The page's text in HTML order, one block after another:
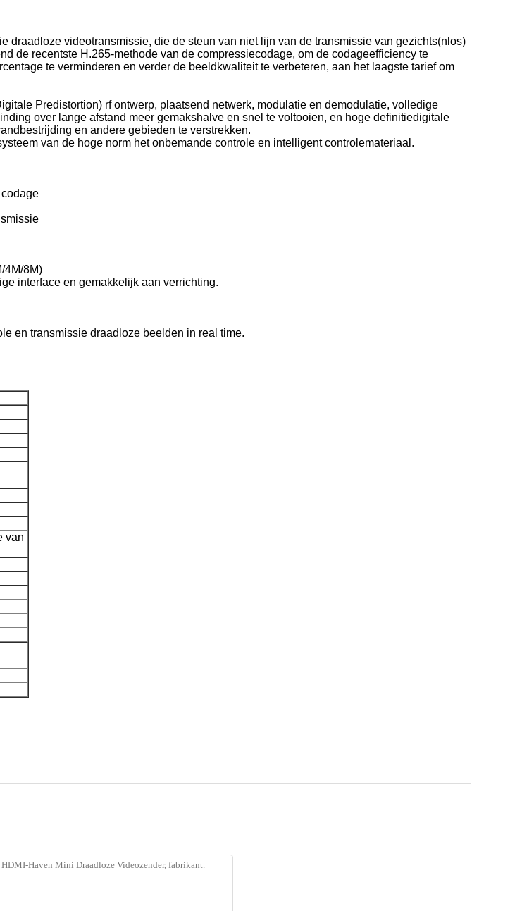
draadloze videotransmissie, die de steun van niet lijn van de transmissie van gezichts(nlos)
de recentste H.265-methode van de compressiecodage, om de codageefficiency te
te verminderen en verder de beeldkwaliteit te verbeteren, aan het laagste tarief om
Predistortion) rf ontwerp, plaatsend netwerk, modulatie en demodulatie, volledige
over lange afstand meer gemakshalve en snel te voltooien, en hoge definitiedigitale
en andere gebieden te verstrekken.
van de hoge norm het onbemande controle en intelligent controlemateriaal.
4M/8M)
interface en gemakkelijk aan verrichting.
en transmissie draadloze beelden in real time.
van